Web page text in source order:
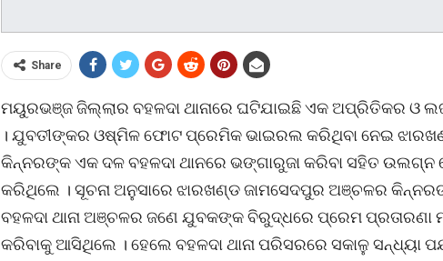
Share
ମୟୁରଭଞ୍ଜ ଜିଲ୍ଲାର ବହଳଦା ଥାନାରେ ଘଟିଯାଇଛି ଏକ ଅପ୍ରିତିକର ଓ
। ଯୁବତୀଙ୍କର ଓଷ୍ମିଳ ଫୋଟ ପ୍ରେମିକ ଭାଇରଲ କରିଥିବା ନେଇ
କିନ୍ନରଙ୍କ ଏକ ଦଳ ବହଳଦା ଥାନରେ ଭଙ୍ଗାରୁଜା କରିବା ସହିତ ଉଲଗ୍ନ
କରିଥିଲେ । ସୂଚନା ଅନୁସାରେ ଝାରଖଣ୍ଡ ଜାମସେଦପୁର ଅଞ୍ଚଳର
ବହଳଦା ଥାନା ଅଞ୍ଚଳର ଜଣେ ଯୁବକଙ୍କ ବିରୁଦ୍ଧରେ ପ୍ରେମ ପ୍ରତାରଣା
କରିବାକୁ ଆସିଥିଲେ । ହେଲେ ବହଳଦା ଥାନା ପରିସରରେ ସକାଳୁ ସନ୍ଧ୍ୟା